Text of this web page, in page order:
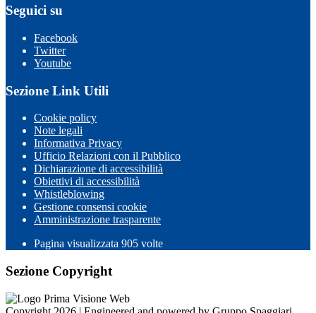
Seguici su
Facebook
Twitter
Youtube
Sezione Link Utili
Cookie policy
Note legali
Informativa Privacy
Ufficio Relazioni con il Pubblico
Dichiarazione di accessibilità
Obiettivi di accessibilità
Whistleblowing
Gestione consensi cookie
Amministrazione trasparente
Pagina visualizzata 905 volte
Sezione Copyright